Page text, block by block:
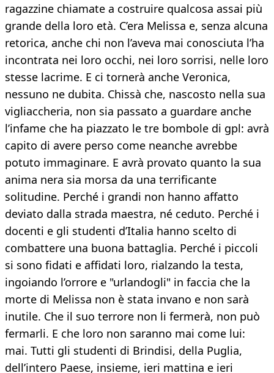
ragazzine chiamate a costruire qualcosa assai più
grande della loro età. C’era Melissa e, senza alcuna
retorica, anche chi non l’aveva mai conosciuta l’ha
incontrata nei loro occhi, nei loro sorrisi, nelle loro
stesse lacrime. E ci tornerà anche Veronica,
nessuno ne dubita. Chissà che, nascosto nella sua
vigliaccheria, non sia passato a guardare anche
l’infame che ha piazzato le tre bombole di gpl: avrà
capito di avere perso come neanche avrebbe
potuto immaginare. E avrà provato quanto la sua
anima nera sia morsa da una terrificante
solitudine. Perché i grandi non hanno affatto
deviato dalla strada maestra, né ceduto. Perché i
docenti e gli studenti d’Italia hanno scelto di
combattere una buona battaglia. Perché i piccoli
si sono fidati e affidati loro, rialzando la testa,
ingoiando l’orrore e "urlandogli" in faccia che la
morte di Melissa non è stata invano e non sarà
inutile. Che il suo terrore non li fermerà, non può
fermarli. E che loro non saranno mai come lui:
mai. Tutti gli studenti di Brindisi, della Puglia,
dell’intero Paese, insieme, ieri mattina e ieri